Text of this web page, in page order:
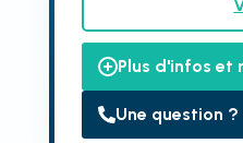
Plus d'infos et
Une question ?